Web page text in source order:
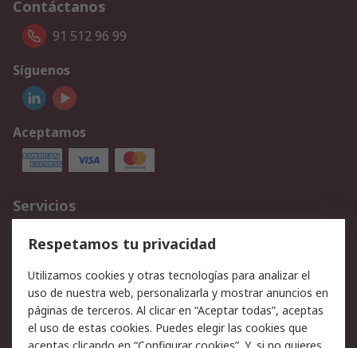
Contáctanos
91 512 96 99
Síguenos
Aceptamos
Servicios
Cómo realizar pedidos
Devoluciones
Facturación y pago
Ofertas
Soporte técnico
Legal
Respetamos tu privacidad
Utilizamos cookies y otras tecnologías para analizar el
uso de nuestra web, personalizarla y mostrar anuncios en
páginas de terceros. Al clicar en “Aceptar todas”, aceptas
el uso de estas cookies. Puedes elegir las cookies que